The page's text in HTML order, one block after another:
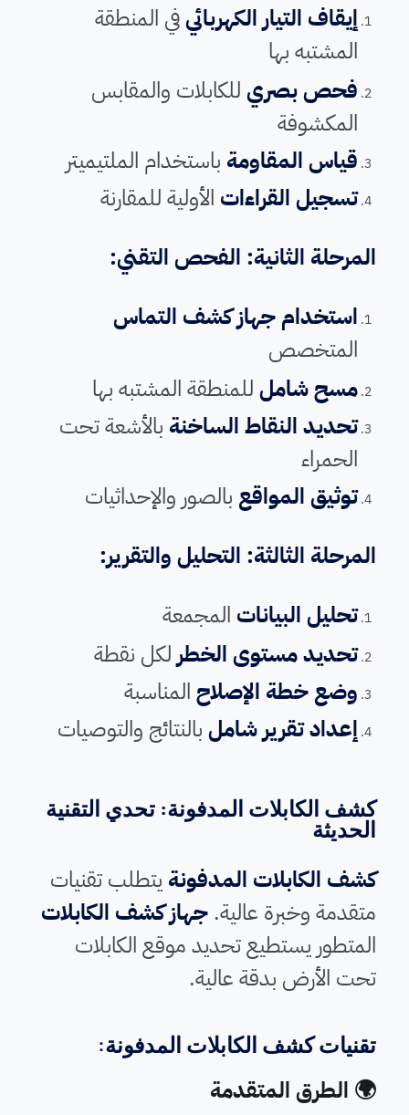
إيقاف التيار الكهربائيفي المنطقة
المشتبه بها
فحص بصريللكابلات والمقابس
المكشوفة
قياس المقاومة باستخدام الملتيميتر
تسجيل القراءات الأولية للمقارنة
المرحلة الثانية: الفحص التقني:
استخدام جهاز كشف التماس
المتخصص
مسح شاملللمنطقة المشتبه بها
تحديد النقاط الساخنة بالأشعة تحت
الحمراء
توثيق المواقع بالصور والإحداثيات
المرحلة الثالثة: التحليل والتقرير:
تحليل البيانات المجمعة
تحديد مستوى الخطرلكل نقطة
وضع خطة الإصلاحالمناسبة
إعداد تقرير شاملبالنتائج والتوصيات
كشف الكابلات المدفونة: تحدي التقنية
الحديثة
كشف الكابلات المدفونة يتطلب تقنيات
متقدمة وخبرة عالية.جهاز كشف الكابلات
المتطور يستطيع تحديد موقع الكابلات
تحت الأرض بدقة عالية.
تقنيات كشف الكابلات المدفونة:
🌍 الطرق المتقدمة